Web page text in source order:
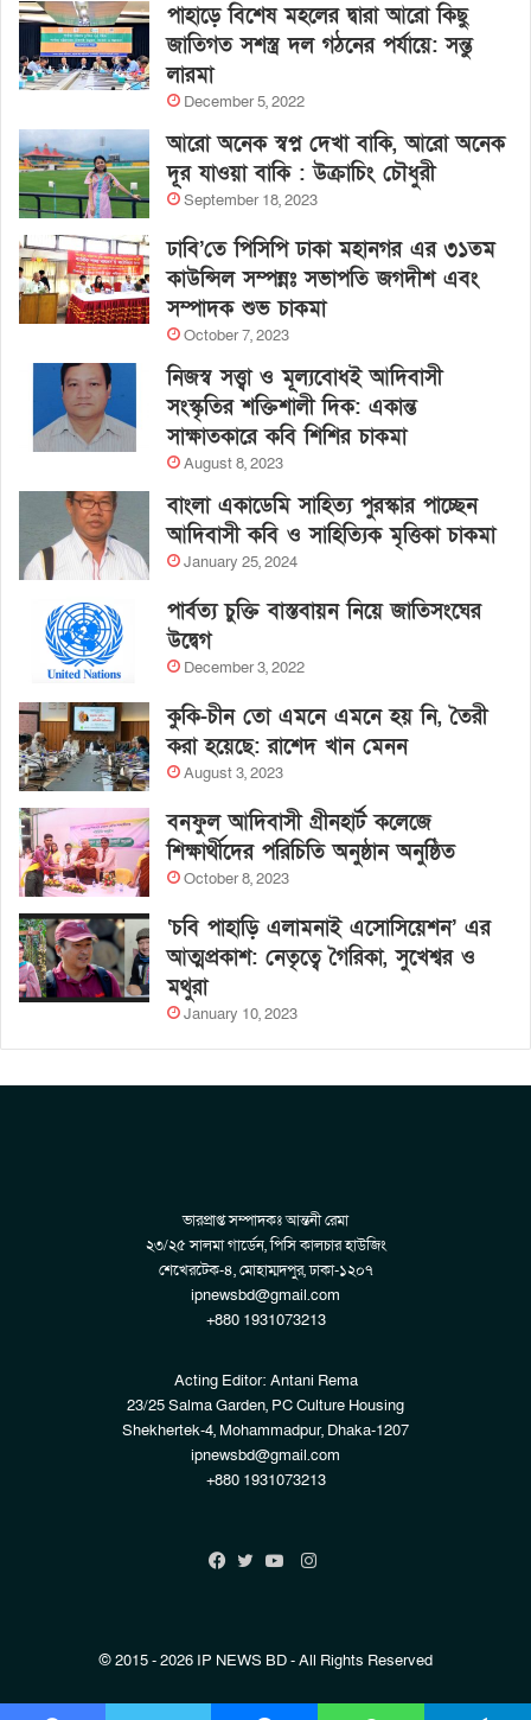
পাহাড়ে বিশেষ মহলের দ্বারা আরো কিছু
জাতিগত সশস্ত্র দল গঠনের পর্যায়ে: সন্তু
লারমা
December 5, 2022
আরো অনেক স্বপ্ন দেখা বাকি, আরো অনেক
দূর যাওয়া বাকি : উক্রাচিং চৌধুরী
September 18, 2023
ঢাবি’তে পিসিপি ঢাকা মহানগর এর ৩১তম
কাউন্সিল সম্পন্নঃ সভাপতি জগদীশ এবং
সম্পাদক শুভ চাকমা
October 7, 2023
নিজস্ব সত্ত্বা ও মূল্যবোধই আদিবাসী
সংস্কৃতির শক্তিশালী দিক: একান্ত
সাক্ষাতকারে কবি শিশির চাকমা
August 8, 2023
বাংলা একাডেমি সাহিত্য পুরস্কার পাচ্ছেন
আদিবাসী কবি ও সাহিত্যিক মৃত্তিকা চাকমা
January 25, 2024
পার্বত্য চুক্তি বাস্তবায়ন নিয়ে জাতিসংঘের
উদ্বেগ
December 3, 2022
কুকি-চীন তো এমনে এমনে হয় নি, তৈরী
করা হয়েছে: রাশেদ খান মেনন
August 3, 2023
বনফুল আদিবাসী গ্রীনহার্ট কলেজে
শিক্ষার্থীদের পরিচিতি অনুষ্ঠান অনুষ্ঠিত
October 8, 2023
‘চবি পাহাড়ি এলামনাই এসোসিয়েশন’ এর
আত্মপ্রকাশ: নেতৃত্বে গৈরিকা, সুখেশ্বর ও
মথুরা
January 10, 2023
ভারপ্রাপ্ত সম্পাদকঃ আন্তনী রেমা
২৩/২৫ সালমা গার্ডেন, পিসি কালচার হাউজিং
শেখেরটেক-৪, মোহাম্মদপুর, ঢাকা-১২০৭
ipnewsbd@gmail.com
+880 1931073213
Acting Editor: Antani Rema
23/25 Salma Garden, PC Culture Housing
Shekhertek-4, Mohammadpur, Dhaka-1207
ipnewsbd@gmail.com
+880 1931073213
Instagram
© 2015 - 2026 IP NEWS BD - All Rights Reserved